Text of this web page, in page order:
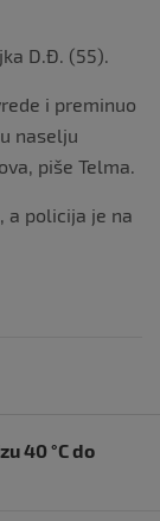
D.Đ. (55).
i preminuo
naselju
piše Telma.
a policija je na
40 °C do